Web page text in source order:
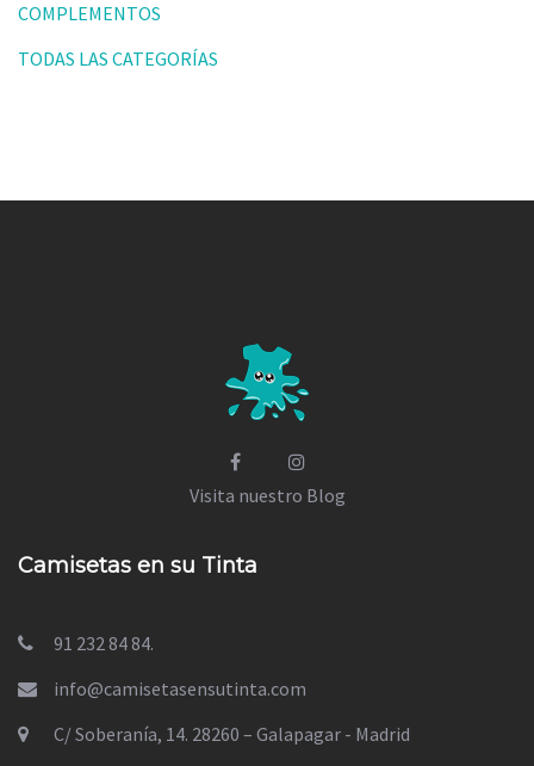
COMPLEMENTOS
TODAS LAS CATEGORÍAS
Visita nuestro Blog
Camisetas en su Tinta
91 232 84 84.
info@camisetasensutinta.com
C/ Soberanía, 14. 28260 – Galapagar - Madrid